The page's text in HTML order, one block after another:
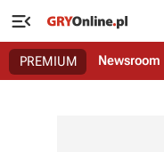

PREMIUM Newsroom